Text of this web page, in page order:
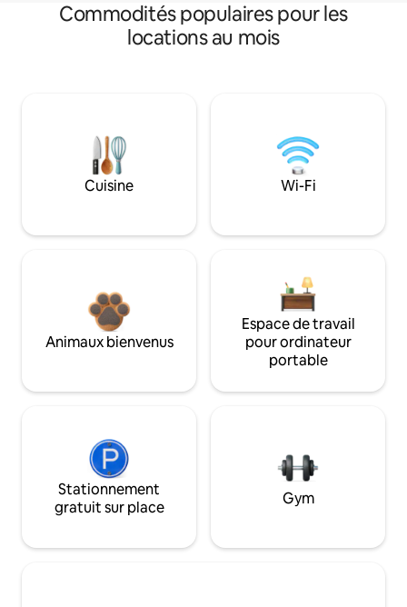
Commodités populaires pour les
locations au mois
Cuisine Wi-Fi
Animaux bienvenus
Espace de travail
pour ordinateur
portable
Stationnement
gratuit sur place
Gym